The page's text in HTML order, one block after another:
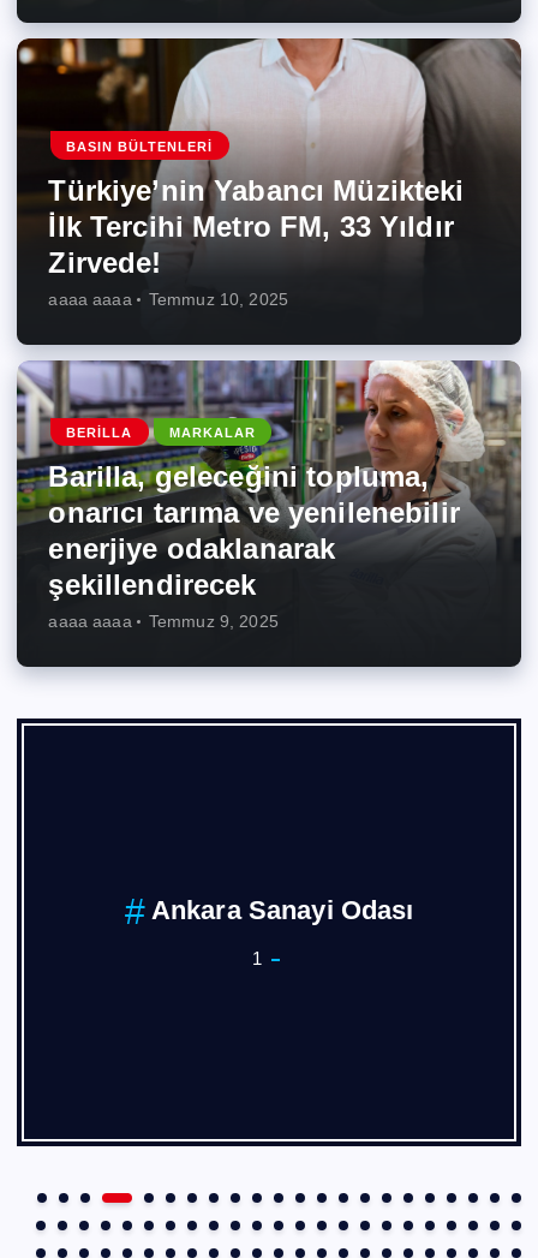
BASIN BÜLTENLERI
Türkiye’nin Yabancı Müzikteki
İlk Tercihi Metro FM, 33 Yıldır
Zirvede!
aaaa aaaa Temmuz 10, 2025
BERILLA MARKALAR
Barilla, geleceğini topluma,
onarıcı tarıma ve yenilenebilir
enerjiye odaklanarak
şekillendirecek
aaaa aaaa Temmuz 9, 2025
Ankara Sanayi Odası
1